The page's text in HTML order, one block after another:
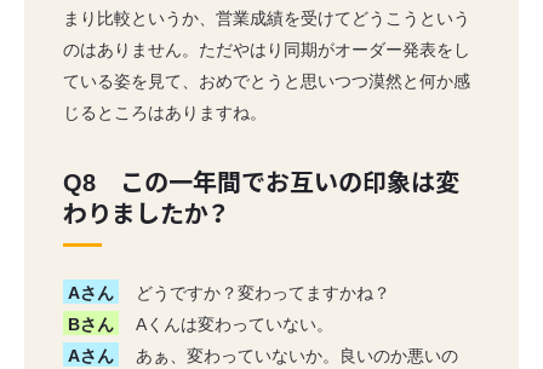
まり比較というか、営業成績を受けてどうこうという
のはありません。ただやはり同期がオーダー発表をし
ている姿を見て、おめでとうと思いつつ漠然と何か感
じるところはありますね。
Q8 この一年間でお互いの印象は変
わりましたか？
Aさん
どうですか？変わってますかね？
Bさん
Aくんは変わっていない。
Aさん
あぁ、変わっていないか。良いのか悪いの